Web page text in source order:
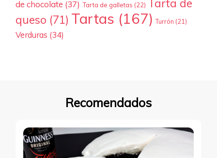
de chocolate (37) Tarta de galletas (22) Tarta de
queso (71) Tartas (167) Turrón (21)
Verduras (34)
Recomendados